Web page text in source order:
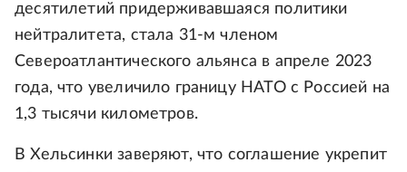
десятилетий придерживавшаяся политики
нейтралитета, стала 31-м членом
Североатлантического альянса в апреле 2023
года, что увеличило границу НАТО с Россией на
1,3 тысячи километров.
В Хельсинки заверяют, что соглашение укрепит